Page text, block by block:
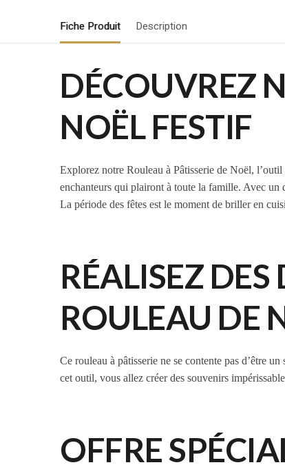
Fiche Produit Description
DÉCOUVREZ
NOËL FESTIF
Explorez notre Rouleau à Pâtisserie de Noël,
enchanteurs qui plairont à toute la famille. Avec un
La période des fêtes est le moment de briller en
RÉALISEZ
ROULEAU DE
Ce rouleau à pâtisserie ne se contente pas d’être
cet outil, vous allez créer des souvenirs
OFFRE